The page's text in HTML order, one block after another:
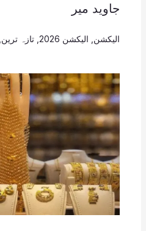
جاوید میر
الیکشن الیکشن 2026 , تازہ ترین